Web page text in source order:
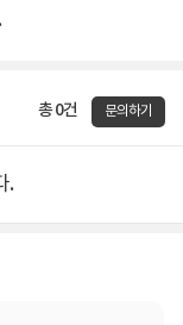
총 0건 문의하기
.